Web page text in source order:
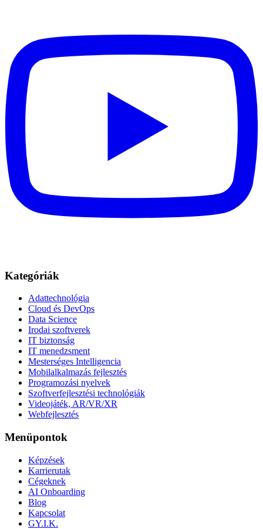
Kategóriák
Adattechnológia
Cloud és DevOps
Data Science
Irodai szoftverek
IT biztonság
IT menedzsment
Mesterséges Intelligencia
Mobilalkalmazás fejlesztés
Programozási nyelvek
Szoftverfejlesztési technológiák
Videojáték, AR/VR/XR
Webfejlesztés
Menüpontok
Képzések
Karrierutak
Cégeknek
AI Onboarding
Blog
Kapcsolat
GY.I.K.